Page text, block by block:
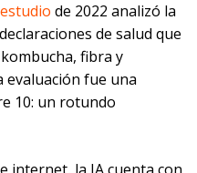
estudio de 2022 analizó la
de salud que
fibra y
evaluación fue una
10: un rotundo